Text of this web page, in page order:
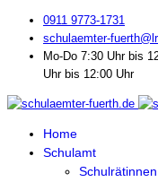
0911 9773-1731
schulaemter-
Mo-Do 7:30 Uhr bis
Uhr bis 12:00 Uhr
Home
Schulamt